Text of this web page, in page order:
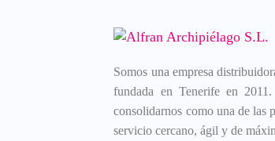
Somos una empresa
fundada en Tenerife en
consolidarnos como una de las
servicio cercano, ágil y de